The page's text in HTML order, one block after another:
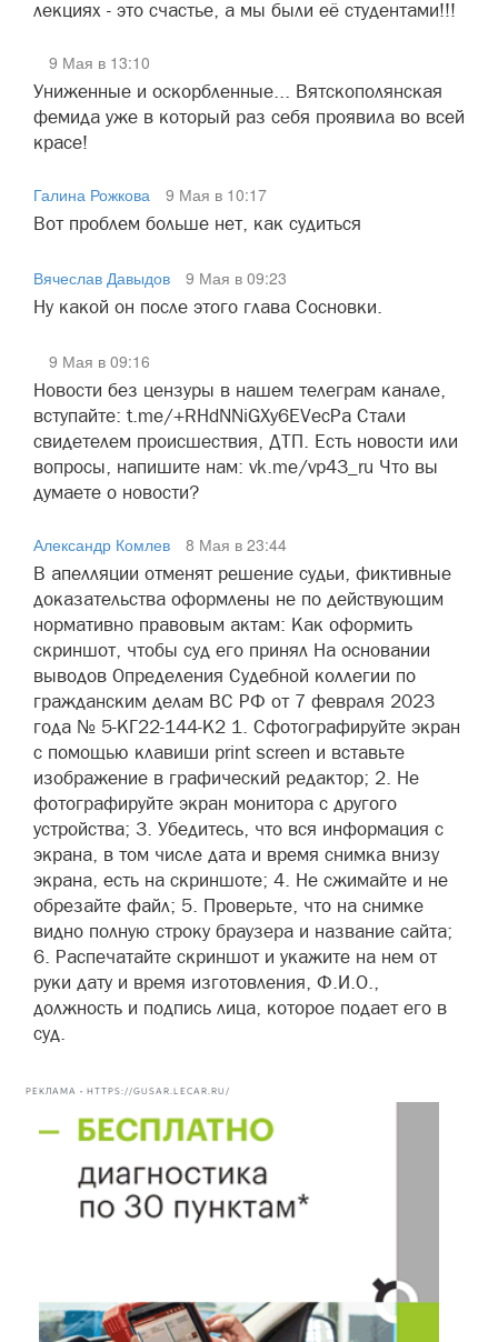
лекциях - это счастье, а мы были её студентами!!!
9 Мая в 13:10
Униженные и оскорбленные... Вятскополянская
фемида уже в который раз себя проявила во всей
красе!
Галина Рожкова
9 Мая в 10:17
Вот проблем больше нет, как судиться
Вячеслав Давыдов
9 Мая в 09:23
Ну какой он после этого глава Сосновки.
9 Мая в 09:16
Новости без цензуры в нашем телеграм канале,
вступайте: t.me/+RHdNNiGXy6EVecPa Стали
свидетелем происшествия, ДТП. Есть новости или
вопросы, напишите нам: vk.me/vp43_ru Что вы
думаете о новости?
Александр Комлев
8 Мая в 23:44
В апелляции отменят решение судьи, фиктивные
доказательства оформлены не по действующим
нормативно правовым актам: Как оформить
скриншот, чтобы суд его принял На основании
выводов Определения Судебной коллегии по
гражданским делам ВС РФ от 7 февраля 2023
года № 5-КГ22-144-К2 1. Сфотографируйте экран
с помощью клавиши print screen и вставьте
изображение в графический редактор; 2. Не
фотографируйте экран монитора с другого
устройства; 3. Убедитесь, что вся информация с
экрана, в том числе дата и время снимка внизу
экрана, есть на скриншоте; 4. Не сжимайте и не
обрезайте файл; 5. Проверьте, что на снимке
видно полную строку браузера и название сайта;
6. Распечатайте скриншот и укажите на нем от
руки дату и время изготовления, Ф.И.О.,
должность и подпись лица, которое подает его в
суд.
РЕКЛАМА • HTTPS://GUSAR.LECAR.RU/